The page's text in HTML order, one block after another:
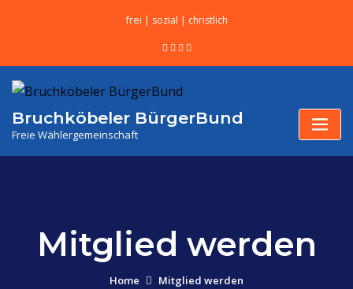
frei | sozial | christlich
Bruchköbeler BürgerBund
Freie Wählergemeinschaft
Mitglied werden
Home Mitglied werden